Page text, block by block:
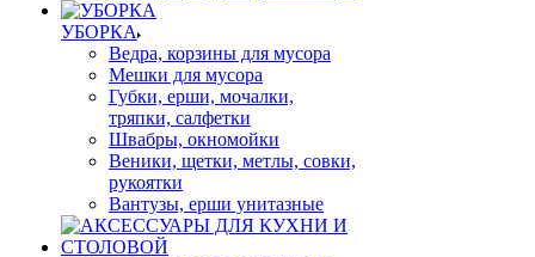
УБОРКА
Ведра, корзины для мусора
Мешки для мусора
Губки, ерши, мочалки,
тряпки, салфетки
Швабры, окномойки
Веники, щетки, метлы, совки,
рукоятки
Вантузы, ерши унитазные